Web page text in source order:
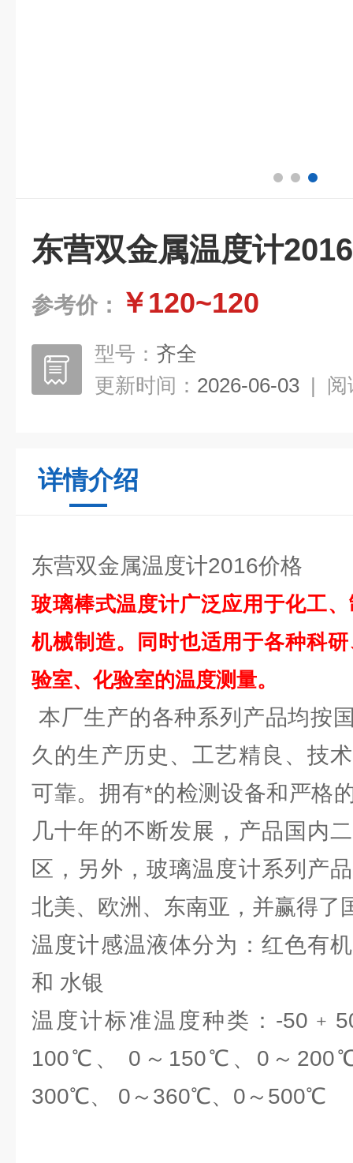
东营双金属温度计
参考价： ￥120~120
型号： 齐全
更新时间： 2026-06-03 | 阅
详情介绍
东营双金属温度计2016价格
玻璃棒式温度计广泛应用于化工
机械制造。同时也适用于各种科
验室、化验室的温度测量。
本厂生产的各种系列产品均按
久的生产历史、工艺精良、技
可靠。拥有*的检测设备和严格
几十年的不断发展，产品国内
区，另外，玻璃温度计系列产
北美、欧洲、东南亚，并赢得了
温度计感温液体分为：红色有
和 水银
温度计标准温度种类：-
100℃、 0～150℃、0～
300℃、 0～360℃、0～500℃